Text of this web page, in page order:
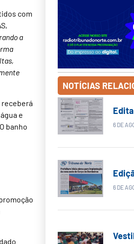
com
a
receberá
e
banho
NOTÍCIAS
6 DE
6 DE